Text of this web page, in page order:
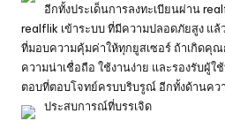
อีกทั้งประเด็นการลงทะเบียนผ่าน
realflik เข้าระบบ ที่มีความปลอดภัยสูง แ
ที่มอบความคุ้มค่าให้ทุกยูสเซอร์ ถ้าเกิดคุ
ความน่าเชื่อถือ ใช้งานง่าย และรองรับผู้
ตอบที่ตอบโจทย์ครบบริบรูณ์ อีกทั้งด้านคว
ประสบการณ์ที่บรรเจิด